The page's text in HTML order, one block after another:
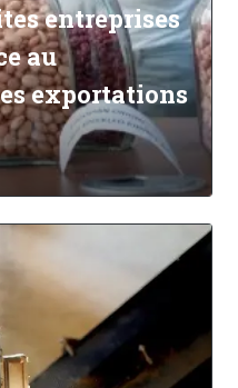
entreprises
au
exportations